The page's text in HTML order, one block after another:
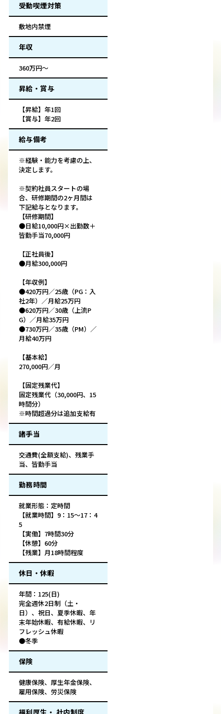
受動喫煙対策
敷地内禁煙
年収
360万円～
昇給・賞与
【昇給】年1回
【賞与】年2回
給与備考
※経験・能力を考慮の上、
決定します。
※契約社員スタートの場
合、研修期間の2ヶ月間は
下記給与となります。
【研修期間】
●日給10,000円×出勤数＋
皆勤手当70,000円
【正社員後】
●月給300,000円
【年収例】
●420万円／25歳（PG：入
社2年）／月給25万円
●620万円／30歳（上流P
G）／月給35万円
●730万円／35歳（PM）／
月給40万円
【基本給】
270,000円／月
【固定残業代】
固定残業代（30,000円、15
時間分）
※時間超過分は追加支給有
諸手当
交通費(全額支給)、残業手
当、皆勤手当
勤務時間
就業形態：定時間
【就業時間】9：15～17：4
5
【実働】7時間30分
【休憩】60分
【残業】月18時間程度
休日・休暇
年間：125(日)
完全週休2日制（土・
日）、祝日、夏季休暇、年
末年始休暇、有給休暇、リ
フレッシュ休暇
●冬季
保険
健康保険、厚生年金保険、
雇用保険、労災保険